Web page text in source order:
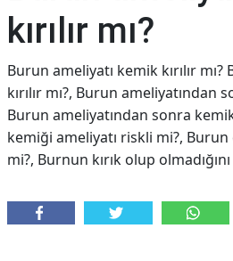
kırılır mı?
Burun ameliyatı kemik kırılır
kırılır mı?, Burun ameliyatından
Burun ameliyatından sonra
kemiği ameliyatı riskli mi?,
mi?, Burnun kırık olup